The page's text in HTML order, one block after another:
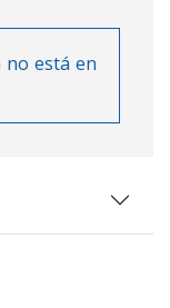
no está en